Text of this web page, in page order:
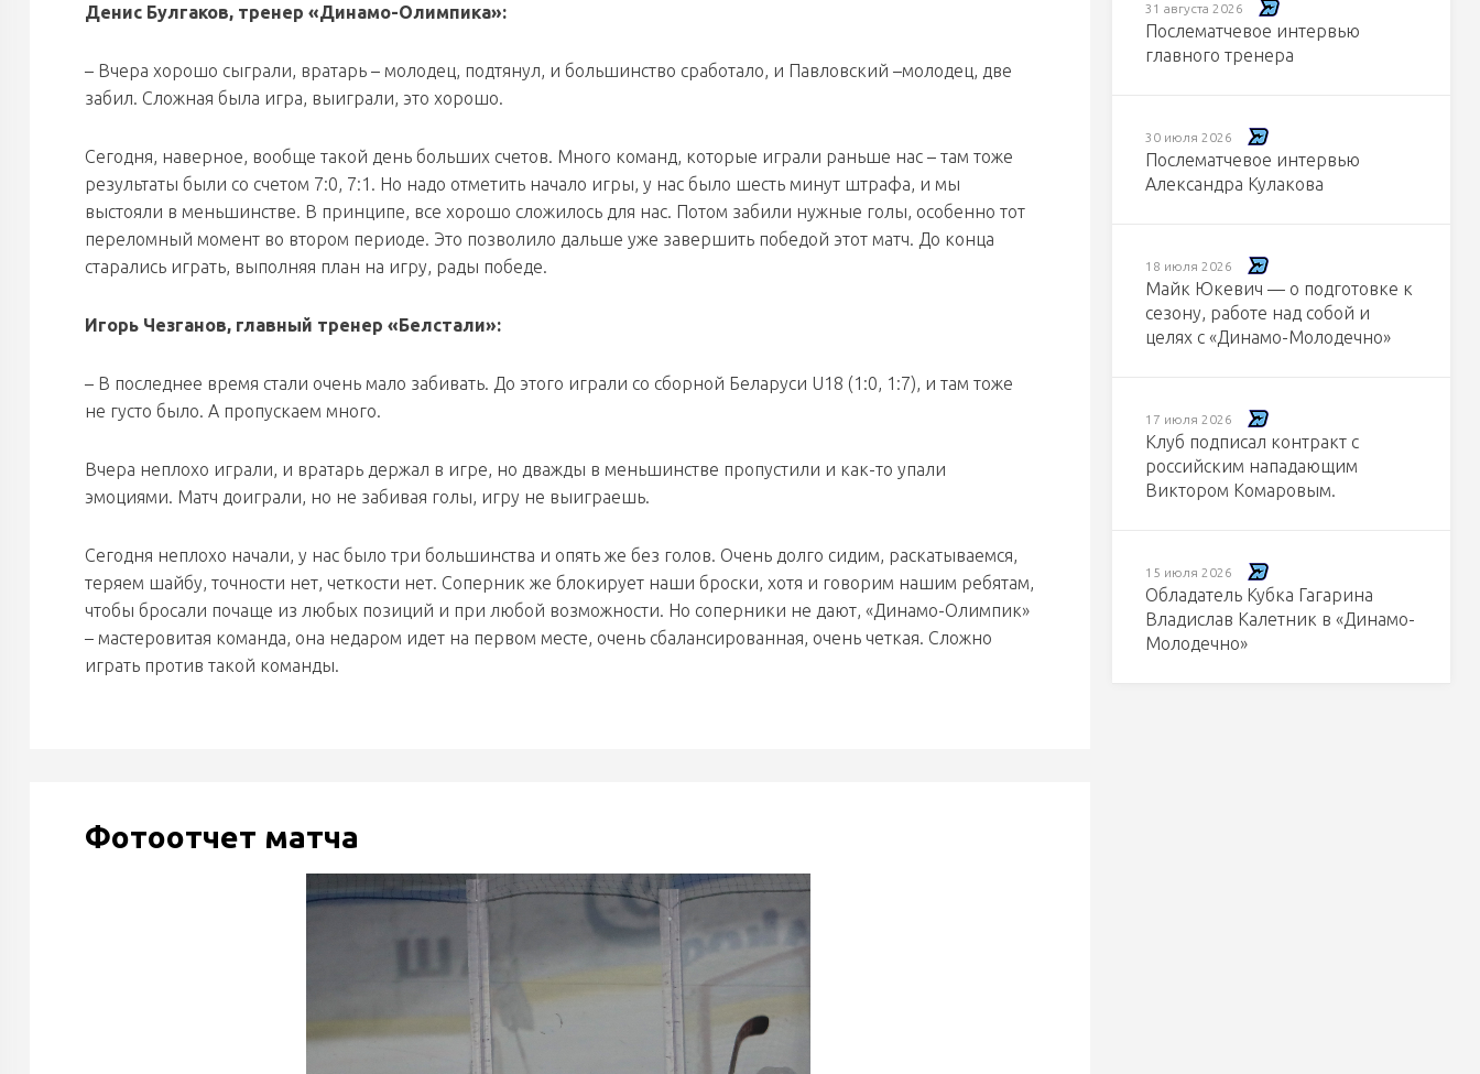
Денис Булгаков, тренер «Динамо-Олимпика»:
– Вчера хорошо сыграли, вратарь – молодец, подтянул, и большинство сработало, и Павловский –молодец, две
забил. Сложная была игра, выиграли, это хорошо.
Сегодня, наверное, вообще такой день больших счетов. Много команд, которые играли раньше нас – там тоже
результаты были со счетом 7:0, 7:1. Но надо отметить начало игры, у нас было шесть минут штрафа, и мы
выстояли в меньшинстве. В принципе, все хорошо сложилось для нас. Потом забили нужные голы, особенно тот
переломный момент во втором периоде. Это позволило дальше уже завершить победой этот матч. До конца
старались играть, выполняя план на игру, рады победе.
Игорь Чезганов, главный тренер «Белстали»:
– В последнее время стали очень мало забивать. До этого играли со сборной Беларуси U18 (1:0, 1:7), и там тоже
не густо было. А пропускаем много.
Вчера неплохо играли, и вратарь держал в игре, но дважды в меньшинстве пропустили и как-то упали
эмоциями. Матч доиграли, но не забивая голы, игру не выиграешь.
Сегодня неплохо начали, у нас было три большинства и опять же без голов. Очень долго сидим, раскатываемся,
теряем шайбу, точности нет, четкости нет. Соперник же блокирует наши броски, хотя и говорим нашим ребятам,
чтобы бросали почаще из любых позиций и при любой возможности. Но соперники не дают, «Динамо-Олимпик»
– мастеровитая команда, она недаром идет на первом месте, очень сбалансированная, очень четкая. Сложно
играть против такой команды.
Фотоотчет матча
31 августа 2026
Послематчевое интервью
главного тренера
30 июля 2026
Послематчевое интервью
Александра Кулакова
18 июля 2026
Майк Юкевич — о подготовке к
сезону, работе над собой и
целях с «Динамо-Молодечно»
17 июля 2026
Клуб подписал контракт с
российским нападающим
Виктором Комаровым.
15 июля 2026
Обладатель Кубка Гагарина
Владислав Калетник в «Динамо-
Молодечно»